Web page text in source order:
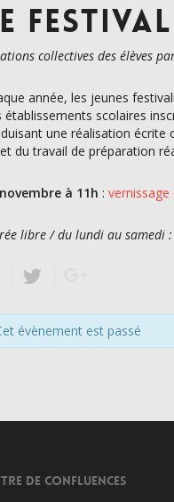
collectives des élèves
année, les jeunes
établissements scolaires
une réalisation écrite
du travail de préparation
à 11h :vernissage
libre / du lundi au samedi
évènement est passé
DE CONFLUENCES